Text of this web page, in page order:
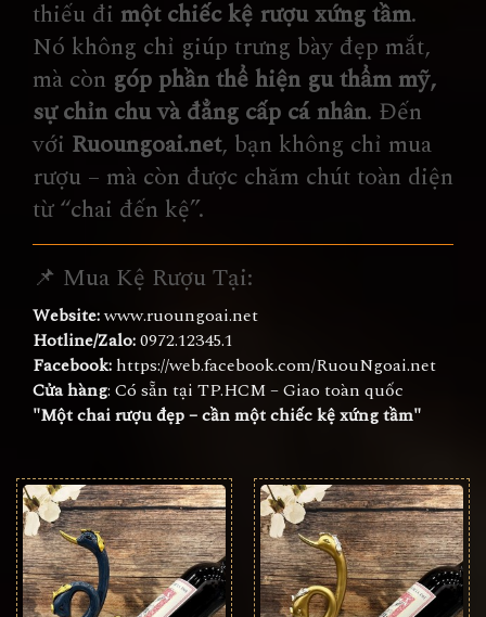
thiếu đi một chiếc kệ rượu xứng tầm.
Nó không chỉ giúp trưng bày đẹp mắt,
mà còn góp phần thể hiện gu thẩm mỹ,
sự chỉn chu và đẳng cấp cá nhân. Đến
với Ruoungoai.net, bạn không chỉ mua
rượu – mà còn được chăm chút toàn diện
từ “chai đến kệ”.
📌 Mua Kệ Rượu Tại:
Website:www.ruoungoai.net
Hotline/Zalo:0972.12345.1
Facebook:https://web.facebook.com/RuouNgoai.net
Cửa hàng: Có sẵn tại TP.HCM – Giao toàn quốc
"Một chai rượu đẹp – cần một chiếc kệ xứng tầm"